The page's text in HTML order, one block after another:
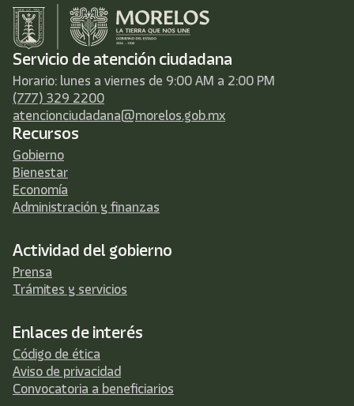
Servicio de atención ciudadana
Horario: lunes a viernes de 9:00 AM a 2:00 PM
(777) 329 2200
atencionciudadana@morelos.gob.mx
Recursos
Gobierno
Bienestar
Economía
Administración y finanzas
Actividad del gobierno
Prensa
Trámites y servicios
Enlaces de interés
Código de ética
Aviso de privacidad
Convocatoria a beneficiarios